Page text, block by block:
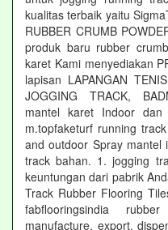
kualitas terbaik yaitu
RUBBER CRUMB
produk baru rubber
karet Kami menyediakan
lapisan LAPANGAN
JOGGING TRACK,
mantel karet Indoor dan
m.topfaketurf running
and outdoor Spray mantel
track bahan. 1. jogging
keuntungan dari pabrik
Track Rubber Flooring
fabflooringsindia
manufacture, export,